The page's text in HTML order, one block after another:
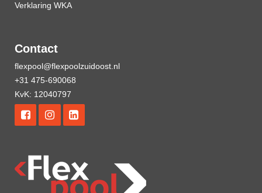
Verklaring WKA
Contact
flexpool@flexpoolzuidoost.nl
+31 475-690068
KvK: 12040797